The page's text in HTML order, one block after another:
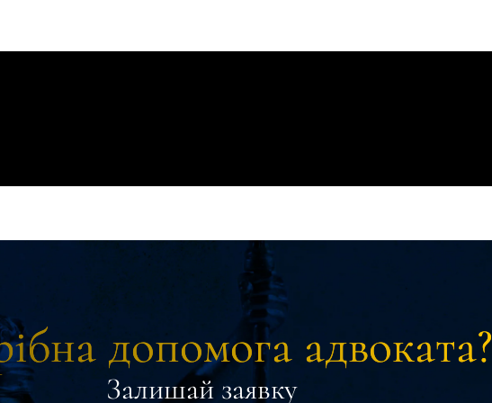
допомога адвоката?
Залишай заявку